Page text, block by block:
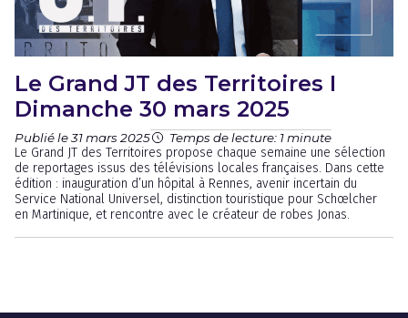
Le Grand JT des Territoires I
Dimanche 30 mars 2025
Publié le 31 mars 2025 Temps de lecture: 1 minute
Le Grand JT des Territoires propose chaque semaine une sélection
de reportages issus des télévisions locales françaises. Dans cette
édition : inauguration d’un hôpital à Rennes, avenir incertain du
Service National Universel, distinction touristique pour Schœlcher
en Martinique, et rencontre avec le créateur de robes Jonas.